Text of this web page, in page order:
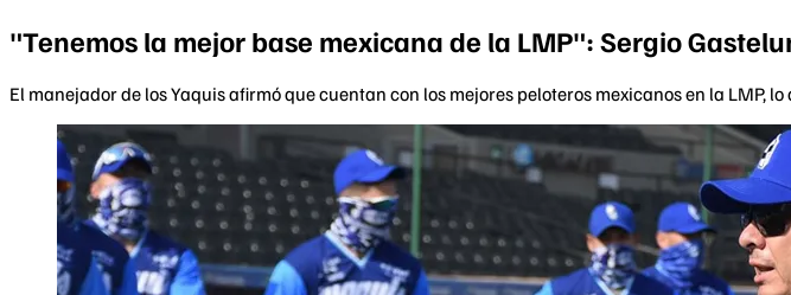
"Tenemos la mejor base mexicana de la LMP": Sergio
El manejador de los Yaquis afirmó que cuentan con los mejores peloteros mexicanos en la LMP,